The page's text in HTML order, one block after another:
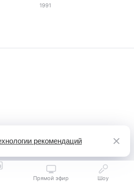
1991
Прямой эфир Шоу
рекомендаций